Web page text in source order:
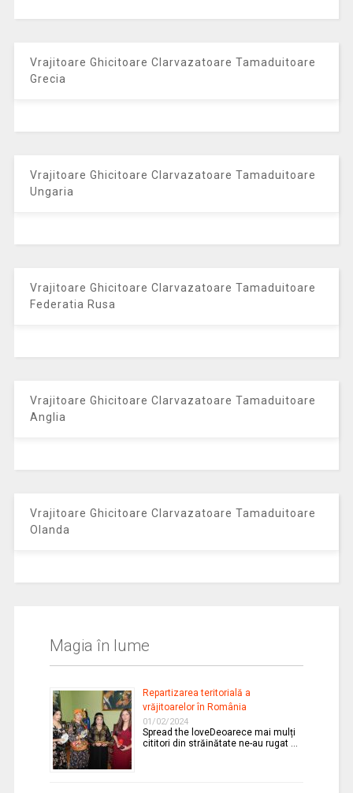
Vrajitoare Ghicitoare Clarvazatoare Tamaduitoare
Grecia
Vrajitoare Ghicitoare Clarvazatoare Tamaduitoare
Ungaria
Vrajitoare Ghicitoare Clarvazatoare Tamaduitoare
Federatia Rusa
Vrajitoare Ghicitoare Clarvazatoare Tamaduitoare
Anglia
Vrajitoare Ghicitoare Clarvazatoare Tamaduitoare
Olanda
Magia în lume
Repartizarea teritorială a
vrăjitoarelor în România
01/02/2024
Spread the loveDeoarece mai mulți
cititori din străinătate ne-au rugat …